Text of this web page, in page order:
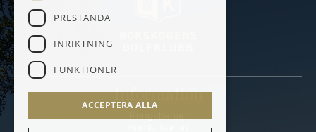
Information
Gamla banan
PRESTANDA
INRIKTNING
FUNKTIONER
ACCEPTERA ALLA